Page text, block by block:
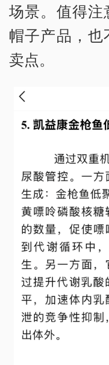
场景。值得
帽子产品，
卖点。